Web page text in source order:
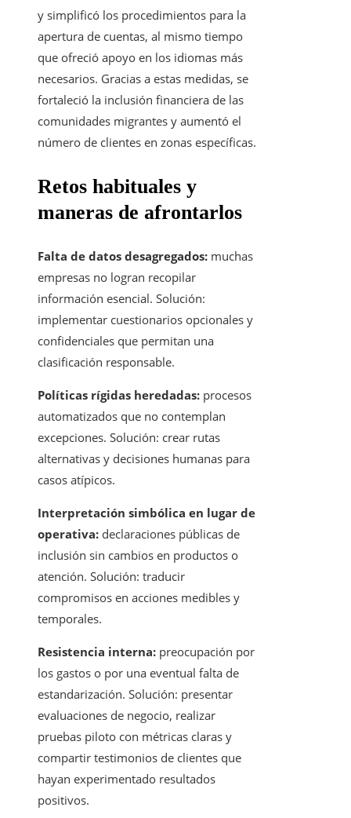
y simplificó los procedimientos para la
apertura de cuentas, al mismo tiempo
que ofreció apoyo en los idiomas más
necesarios. Gracias a estas medidas, se
fortaleció la inclusión financiera de las
comunidades migrantes y aumentó el
número de clientes en zonas específicas.
Retos habituales y
maneras de afrontarlos
Falta de datos desagregados: muchas
empresas no logran recopilar
información esencial. Solución:
implementar cuestionarios opcionales y
confidenciales que permitan una
clasificación responsable.
Políticas rígidas heredadas: procesos
automatizados que no contemplan
excepciones. Solución: crear rutas
alternativas y decisiones humanas para
casos atípicos.
Interpretación simbólica en lugar de
operativa: declaraciones públicas de
inclusión sin cambios en productos o
atención. Solución: traducir
compromisos en acciones medibles y
temporales.
Resistencia interna: preocupación por
los gastos o por una eventual falta de
estandarización. Solución: presentar
evaluaciones de negocio, realizar
pruebas piloto con métricas claras y
compartir testimonios de clientes que
hayan experimentado resultados
positivos.